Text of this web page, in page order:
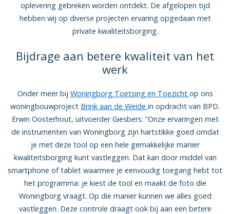
oplevering gebreken worden ontdekt. De afgelopen tijd
hebben wij op diverse projecten ervaring opgedaan met
private kwaliteitsborging.
Bijdrage aan betere kwaliteit van het
werk
Onder meer bij Woningborg Toetsing en Toezicht op ons
woningbouwproject Brink aan de Weide in opdracht van BPD.
Erwin Oosterhout, uitvoerder Giesbers: “Onze ervaringen met
de instrumenten van Woningborg zijn hartstikke goed omdat
je met deze tool op een hele gemakkelijke manier
kwaliteitsborging kunt vastleggen. Dat kan door middel van
smartphone of tablet waarmee je eenvoudig toegang hebt tot
het programma: je kiest de tool en maakt de foto die
Woningborg vraagt. Op die manier kunnen we alles goed
vastleggen. Deze controle draagt ook bij aan een betere